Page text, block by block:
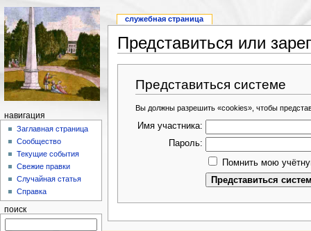
Представиться или
Представиться системе
Вы должны разрешить «cookies», чтобы
Имя участника:
Пароль:
Помнить мою
служебная страница
навигация
Заглавная страница
Сообщество
Текущие события
Свежие правки
Случайная статья
Справка
поиск